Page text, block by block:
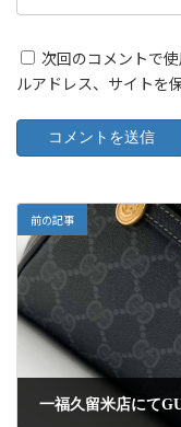
次回のコメントで
ルアドレス、サイトを
前の記事